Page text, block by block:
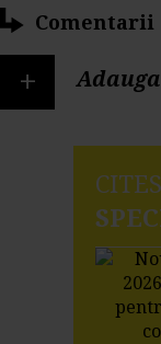
Comentarii
+